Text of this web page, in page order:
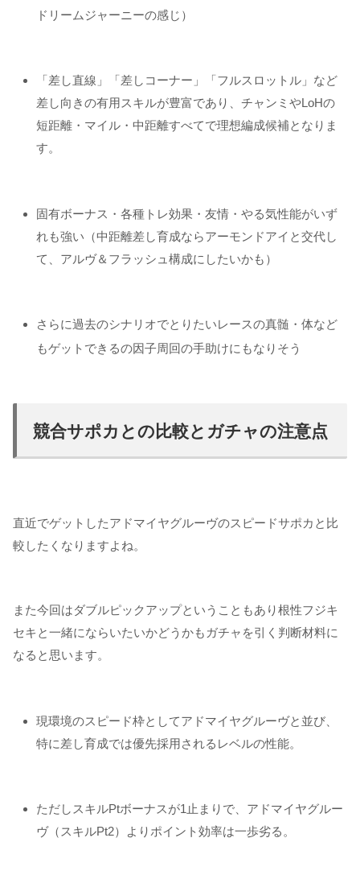
ドリームジャーニーの感じ）
「差し直線」「差しコーナー」「フルスロットル」など
差し向きの有用スキルが豊富であり、チャンミやLoHの
短距離・マイル・中距離すべてで理想編成候補となりま
す。
固有ボーナス・各種トレ効果・友情・やる気性能がいず
れも強い（中距離差し育成ならアーモンドアイと交代し
て、アルヴ＆フラッシュ構成にしたいかも）
さらに過去のシナリオでとりたいレースの真髄・体など
もゲットできるの因子周回の手助けにもなりそう
競合サポカとの比較とガチャの注意点
直近でゲットしたアドマイヤグルーヴのスピードサポカと比
較したくなりますよね。
また今回はダブルピックアップということもあり根性フジキ
セキと一緒にならいたいかどうかもガチャを引く判断材料に
なると思います。
現環境のスピード枠としてアドマイヤグルーヴと並び、
特に差し育成では優先採用されるレベルの性能。
ただしスキルPtボーナスが1止まりで、アドマイヤグルー
ヴ（スキルPt2）よりポイント効率は一歩劣る。